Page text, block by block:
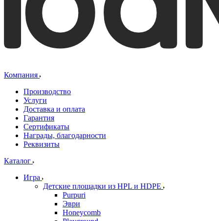
Компания
Производство
Услуги
Доставка и оплата
Гарантия
Сертификаты
Награды, благодарности
Реквизиты
Каталог
Игра
Детские площадки из HPL и HDPE
Purpuri
Эври
Honeycomb